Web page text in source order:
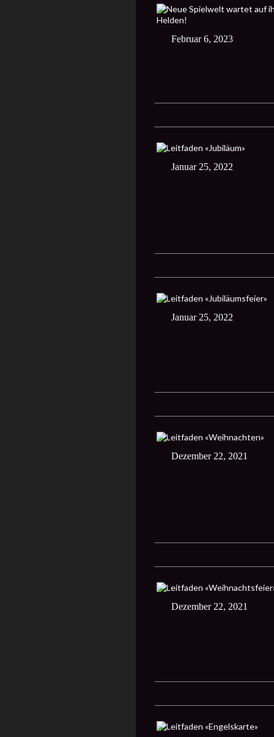
Februar 6, 2023
Januar 25, 2022
Januar 25, 2022
Dezember 22, 2021
Dezember 22, 2021